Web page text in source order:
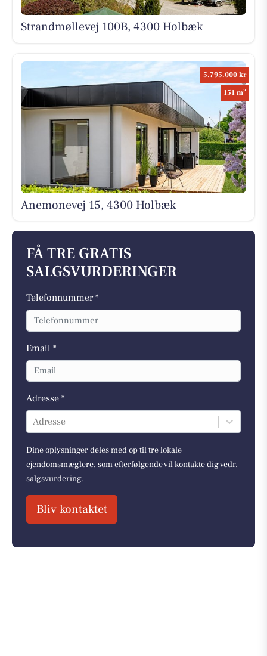
Strandmøllevej 100B, 4300 Holbæk
5.795.000 kr
151 m2
Anemonevej 15, 4300 Holbæk
FÅ TRE GRATIS
SALGSVURDERINGER
Telefonnummer *
Email *
Adresse *
Adresse
Dine oplysninger deles med op til tre lokale
ejendomsmæglere, som efterfølgende vil kontakte dig vedr.
salgsvurdering.
Bliv kontaktet